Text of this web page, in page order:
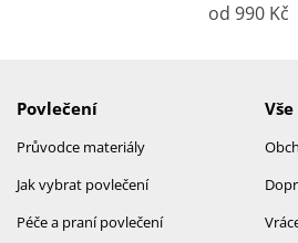
od 990 Kč
Povlečení
Průvodce materiály
Jak vybrat povlečení
Péče a praní povlečení